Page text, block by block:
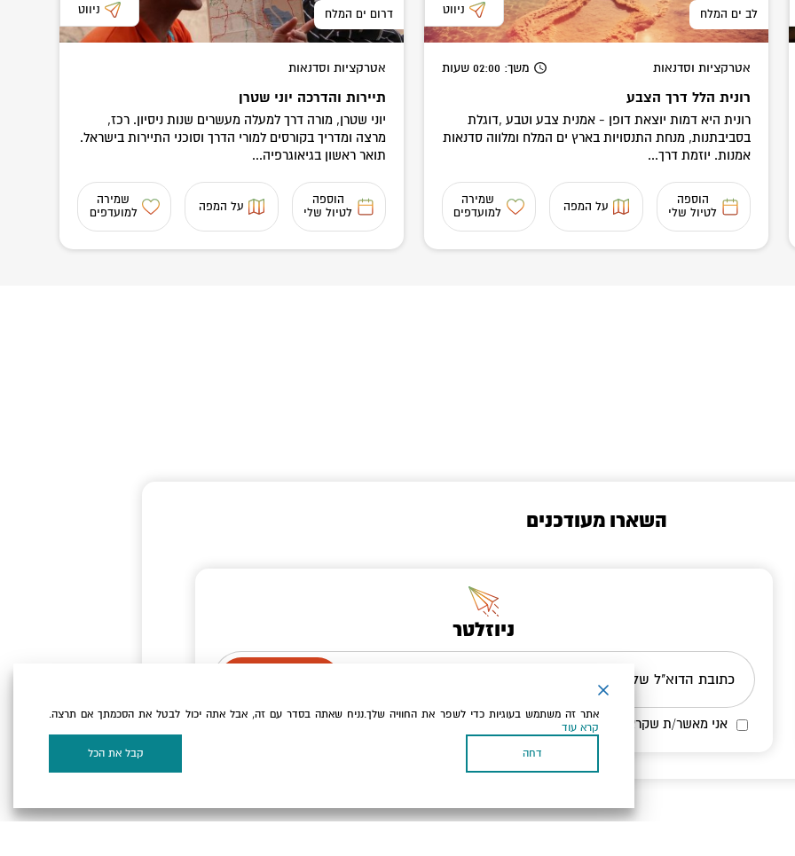
לב ים המלח ניווט
אטרקציות וסדנאות משך: 02:00 שעות
רונית הלל דרך הצבע
רונית היא דמות יוצאת דופן - אמנית צבע וטבע ,דוגלת
בסביבתנות, מנחת התנסויות בארץ ים המלח ומלווה סדנאות
אמנות. יוזמת דרך...
הוספה
לטיול שלי
על המפה
שמירה
למועדפים
דרום ים המלח ניווט
אטרקציות וסדנאות
תיירות והדרכה יוני שטרן
יוני שטרן, מורה דרך למעלה מעשרים שנות ניסיון. רכז,
מרצה ומדריך בקורסים למורי הדרך וסוכני התיירות בישראל.
תואר ראשון בגיאוגרפיה...
הוספה
לטיול שלי
על המפה
שמירה
למועדפים
השארו מעודכנים
ניוזלטר
כתובת הדוא"ל שלך
אני מאשר/ת שקראתי ומסכים/ה למדיניות הפרטיות ולמדיניות הקוקיזשל האתר.
אתר זה משתמש בעוגיות כדי לשפר את החוויה שלך.נניח שאתה בסדר עם זה, אבל אתה יכול לבטל את הסכמתך אם תרצה.
קרא עוד
דחה
קבל את הכל